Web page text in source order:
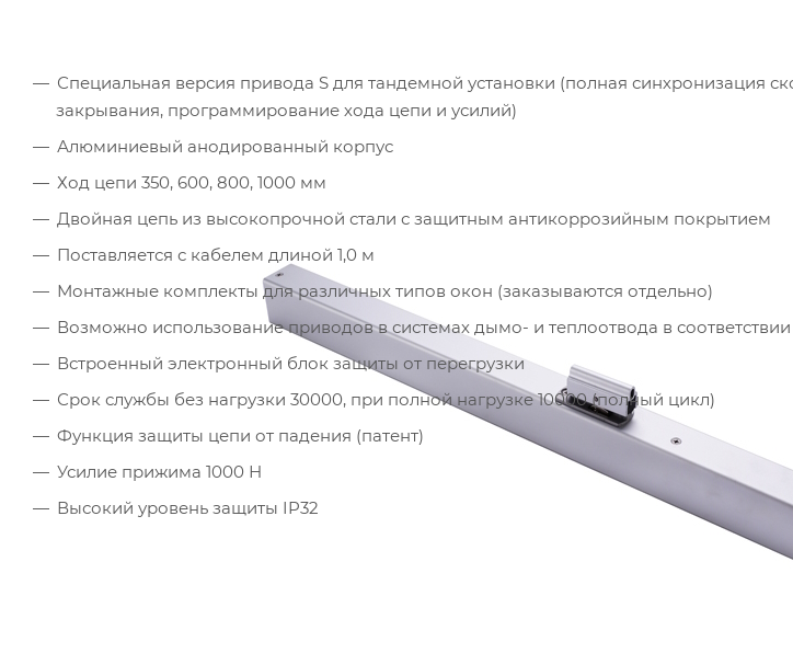
Специальная версия привода S для тандемной установки (полная синхронизация
закрывания, программирование хода цепи и усилий)
Алюминиевый анодированный корпус
Ход цепи 350, 600, 800, 1000 мм
Двойная цепь из высокопрочной стали с защитным антикоррозийным покрытием
Поставляется с кабелем длиной 1,0 м
Монтажные комплекты для различных типов окон (заказываются отдельно)
Возможно использование приводов в системах дымо- и теплоотвода в соответствии
Встроенный электронный блок защиты от перегрузки
Срок службы без нагрузки 30000, при полной нагрузке 10000 (полный цикл)
Функция защиты цепи от падения (патент)
Усилие прижима 1000 Н
Высокий уровень защиты IP32